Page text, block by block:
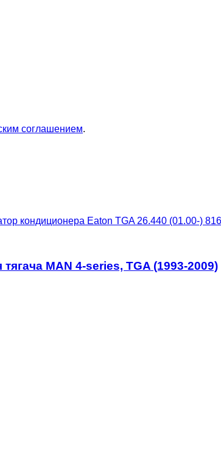
соглашением.
кондиционера Eaton TGA 26.440 (01.00-)
MAN 4-series, TGA (1993-2009)